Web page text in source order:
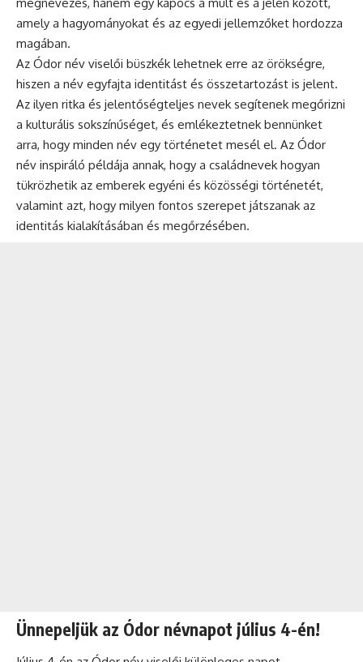
amely a hagyományokat és az egyedi jellemzőket hordozza
magában.
Az Ódor név viselői büszkék lehetnek erre az örökségre,
hiszen a név egyfajta identitást és összetartozást is jelent.
Az ilyen ritka és jelentőségteljes nevek segítenek megőrizni
a kulturális sokszínűséget, és emlékeztetnek bennünket
arra, hogy minden név egy történetet mesél el. Az Ódor
név inspiráló példája annak, hogy a családnevek hogyan
tükrözhetik az emberek egyéni és közösségi történetét,
valamint azt, hogy milyen fontos szerepet játszanak az
identitás kialakításában és megőrzésében.
Ünnepeljük az Ódor névnapot július 4-én!